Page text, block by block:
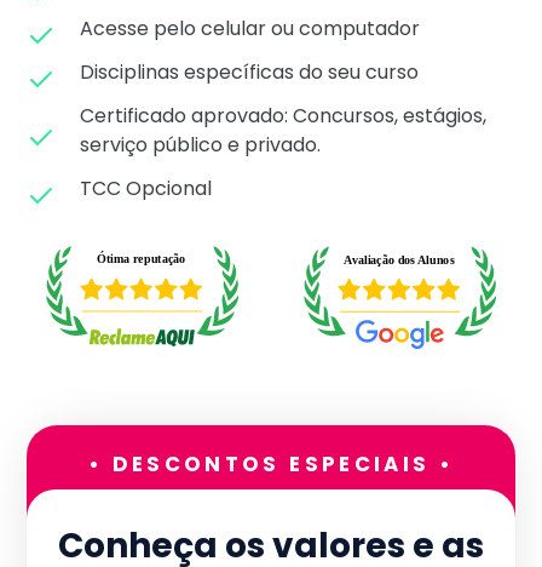
Acesse pelo celular ou computador
Disciplinas específicas do seu curso
Certificado aprovado: Concursos, estágios,
serviço público e privado.
TCC Opcional
• DESCONTOS ESPECIAIS •
Conheça os valores e as